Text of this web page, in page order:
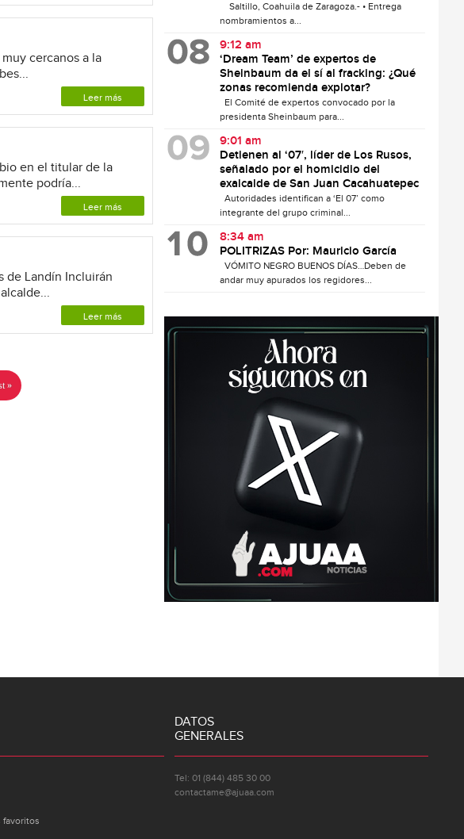
cercanos a la
Leer más
en el titular de la
podría...
Leer más
de Landín Incluirán
Leer más
»
Saltillo, Coahuila de Zaragoza.- • Entrega
nombramientos a...
9:12 am
‘Dream Team’ de expertos de
Sheinbaum da el sí al fracking: ¿Qué
zonas recomienda explotar?
El Comité de expertos convocado por la
presidenta Sheinbaum para...
9:01 am
Detienen al ‘07′, líder de Los Rusos,
señalado por el homicidio del
exalcalde de San Juan Cacahuatepec
Autoridades identifican a ‘El 07’ como
integrante del grupo criminal...
8:34 am
POLITRIZAS Por: Mauricio García
VÓMITO NEGRO BUENOS DÍAS…Deben de
andar muy apurados los regidores...
favoritos
DATOS
GENERALES
Tel: 01 (844) 485 30 00
contactame@ajuaa.com